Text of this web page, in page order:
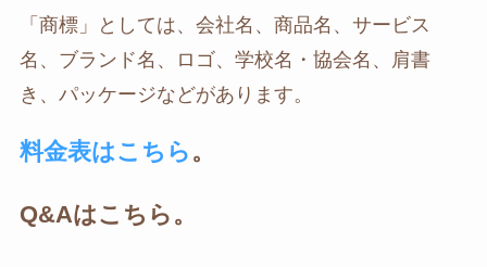
「商標」としては、会社名、商品名、サービス
名、ブランド名、ロゴ、学校名・協会名、肩書
き、パッケージなどがあります。
料金表はこちら 。
Q&Aはこちら。